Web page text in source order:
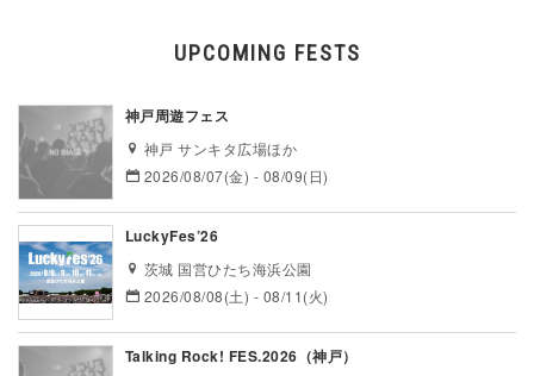
UPCOMING FESTS
神戸周遊フェス
神戸 サンキタ広場ほか
2026/08/07(金) - 08/09(日)
LuckyFes’26
茨城 国営ひたち海浜公園
2026/08/08(土) - 08/11(火)
Talking Rock! FES.2026（神戸）